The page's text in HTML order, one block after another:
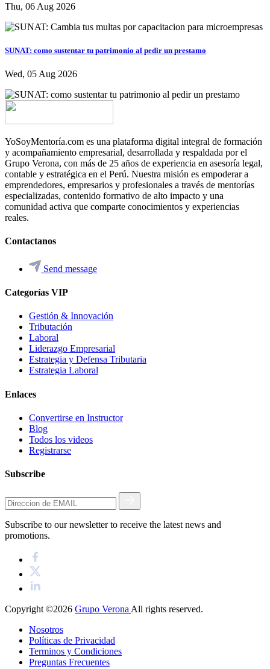
Thu, 06 Aug 2026
SUNAT: como sustentar tu patrimonio al pedir un prestamo
Wed, 05 Aug 2026
YoSoyMentoría.com es una plataforma digital integral de formación
y acompañamiento empresarial, desarrollada y respaldada por el
Grupo Verona, con más de 25 años de experiencia en asesoría legal,
contable y estratégica en el Perú. Nuestra misión es empoderar a
emprendedores, empresarios y profesionales a través de mentorías
especializadas, contenido formativo de alto impacto y una
comunidad activa que comparte conocimientos y experiencias
reales.
Contactanos
Send message
Categorías VIP
Gestión & Innovación
Tributación
Laboral
Liderazgo Empresarial
Estrategia y Defensa Tributaria
Estrategia Laboral
Enlaces
Convertirse en Instructor
Blog
Todos los videos
Registrarse
Subscribe
Subscribe to our newsletter to receive the latest news and
promotions.
Copyright ©2026 Grupo Verona All rights reserved.
Nosotros
Políticas de Privacidad
Terminos y Condiciones
Preguntas Frecuentes